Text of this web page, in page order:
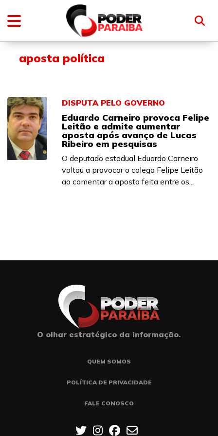
aposta política
DISPUTA PELO GOVERNO
Eduardo Carneiro provoca Felipe
Leitão e admite aumentar
aposta após avanço de Lucas
Ribeiro em pesquisas
O deputado estadual Eduardo Carneiro
voltou a provocar o colega Felipe Leitão
ao comentar a aposta feita entre os...
O olhar estratégico da informação.
QUEM SOMOS
POLÍTICA DE PRIVACIDADE
FALE CONOSCO